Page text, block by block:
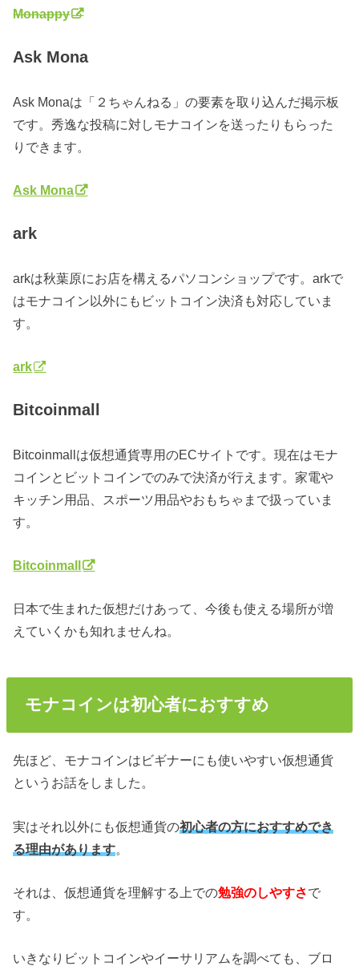
Monappy
Ask Mona
Ask Monaは「２ちゃんねる」の要素を取り込んだ掲示板
です。秀逸な投稿に対しモナコインを送ったりもらった
りできます。
Ask Mona
ark
arkは秋葉原にお店を構えるパソコンショップです。arkで
はモナコイン以外にもビットコイン決済も対応していま
す。
ark
Bitcoinmall
Bitcoinmallは仮想通貨専用のECサイトです。現在はモナ
コインとビットコインでのみで決済が行えます。家電や
キッチン用品、スポーツ用品やおもちゃまで扱っていま
す。
Bitcoinmall
日本で生まれた仮想だけあって、今後も使える場所が増
えていくかも知れませんね。
モナコインは初心者におすすめ
先ほど、モナコインはビギナーにも使いやすい仮想通貨
というお話をしました。
実はそれ以外にも仮想通貨の初心者の方におすすめでき
る理由があります。
それは、仮想通貨を理解する上での勉強のしやすさで
す。
いきなりビットコインやイーサリアムを調べても、ブロ